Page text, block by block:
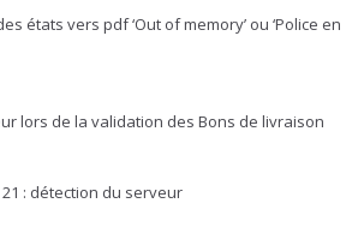
états vers pdf ‘Out of memory’ ou ‘Police en
lors de la validation des Bons de livraison
: détection du serveur